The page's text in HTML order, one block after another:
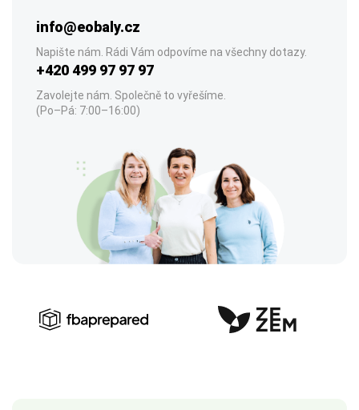
info@eobaly.cz
Napište nám. Rádi Vám odpovíme na všechny dotazy.
+420 499 97 97 97
Zavolejte nám. Společně to vyřešíme.
(Po–Pá: 7:00–16:00)